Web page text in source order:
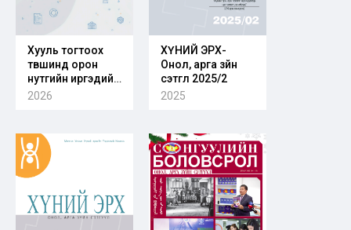
Хууль тогтоох
түвшинд орон
нутгийн иргэдийн
оролцоог хангах
2026
ХҮНИЙ ЭРХ-
Онол, арга зүйн
сэтгүүл 2025/2
2025